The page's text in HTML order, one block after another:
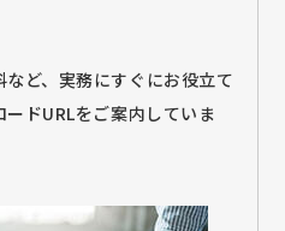
ど、実務にすぐにお役立て
ドURLをご案内していま